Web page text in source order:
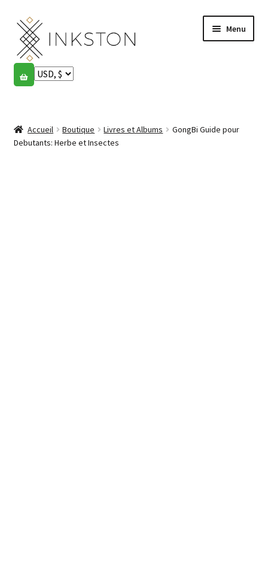
Aller
la
navigation
Aller
au
contenu
Menu
Boutique
English
Accueil Boutique Livres et Albums
GongBi Guide pour
Debutants: Herbe et Insectes